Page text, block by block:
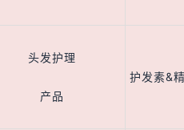
头发护理
产品
护发素&